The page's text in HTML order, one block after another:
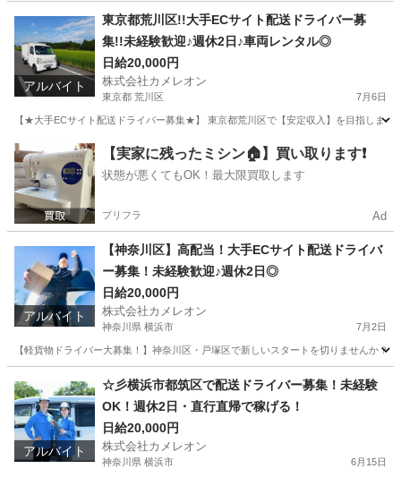
ドライバー 積み込み
アルバイト
東京都荒川区!!大手ECサイト配送ドライバー募
集!!未経験歓迎♪週休2日♪車両レンタル◎
日給20,000円
株式会社カメレオン
東京都 荒川区 7月6日
【★大手ECサイト配送ドライバー募集★】 東京都荒川区で【安定収入】を目指しま
荒川区 ドライバー 積み込み
【実家に残ったミシン🏠】買い取ります❗️
状態が悪くてもOK！最大限買取します
プリフラ Ad
アルバイト
【神奈川区】高配当！大手ECサイト配送ドライバ
ー募集！未経験歓迎♪週休2日◎
日給20,000円
株式会社カメレオン
神奈川県 横浜市 7月2日
【軽貨物ドライバー大募集！】神奈川区・戸塚区で新しいスタートを切りませんか
ドライバー 荷物
アルバイト
☆彡横浜市都筑区で配送ドライバー募集！未経験
OK！週休2日・直行直帰で稼げる！
日給20,000円
株式会社カメレオン
神奈川県 横浜市 6月15日